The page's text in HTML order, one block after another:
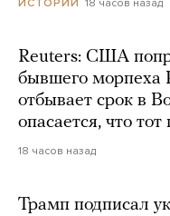
ИСТОРИИ 18 часов назад
Reuters: США
бывшего морпеха
отбывает срок в
опасается, что
18 часов назад
Трамп подписал